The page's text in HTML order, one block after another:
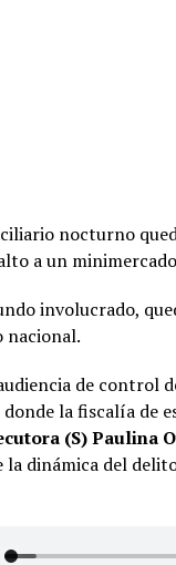
nocturno
a un
involucrado,
nacional.
de control
la fiscalía de
(S) Paulina
la dinámica del